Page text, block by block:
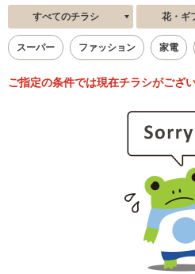
すべてのチラシ 花・ギ
スーパー ファッション 家電
ご指定の条件では現在チラシがござい